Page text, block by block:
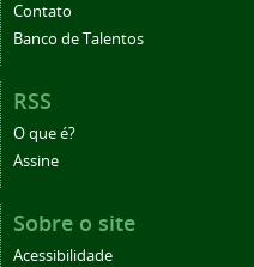
Contato
Banco de Talentos
RSS
O que é?
Assine
Sobre o site
Acessibilidade